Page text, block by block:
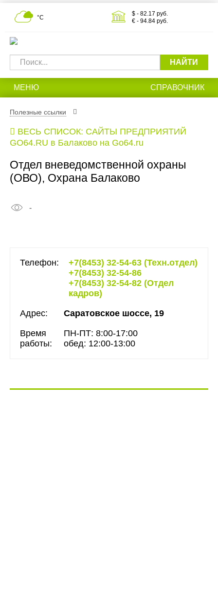
°С
$ - 82.17 руб.
€ - 94.84 руб.
НАЙТИ
МЕНЮ СПРАВОЧНИК
Полезные ссылки
ВЕСЬ СПИСОК: САЙТЫ ПРЕДПРИЯТИЙ
GO64.RU в Балаково на Go64.ru
Отдел вневедомственной охраны
(ОВО), Охрана Балаково
-
Телефон:
+7(8453) 32-54-63 (Техн.отдел)
+7(8453) 32-54-86
+7(8453) 32-54-82 (Отдел
кадров)
Адрес: Саратовское шоссе, 19
Время
работы:
ПН-ПТ: 8:00-17:00
обед: 12:00-13:00